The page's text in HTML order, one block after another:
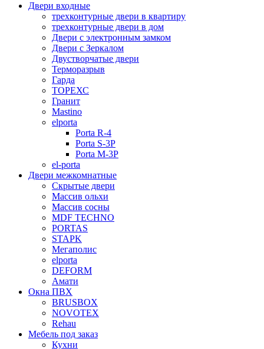
Двери входные
трехконтурные двери в квартиру
трехконтурные двери в дом
Двери с электронным замком
Двери с Зеркалом
Двустворчатые двери
Терморазрыв
Гарда
ТОРЕХС
Гранит
Mastino
elporta
Porta R-4
Porta S-3Р
Porta M-3P
el-porta
Двери межкомнатные
Скрытые двери
Массив ольхи
Массив сосны
MDF TECHNO
PORTAS
STAPK
Мегаполис
elporta
DEFORM
Амати
Окна ПВХ
BRUSBOX
NOVOTEX
Rehau
Мебель под заказ
Кухни